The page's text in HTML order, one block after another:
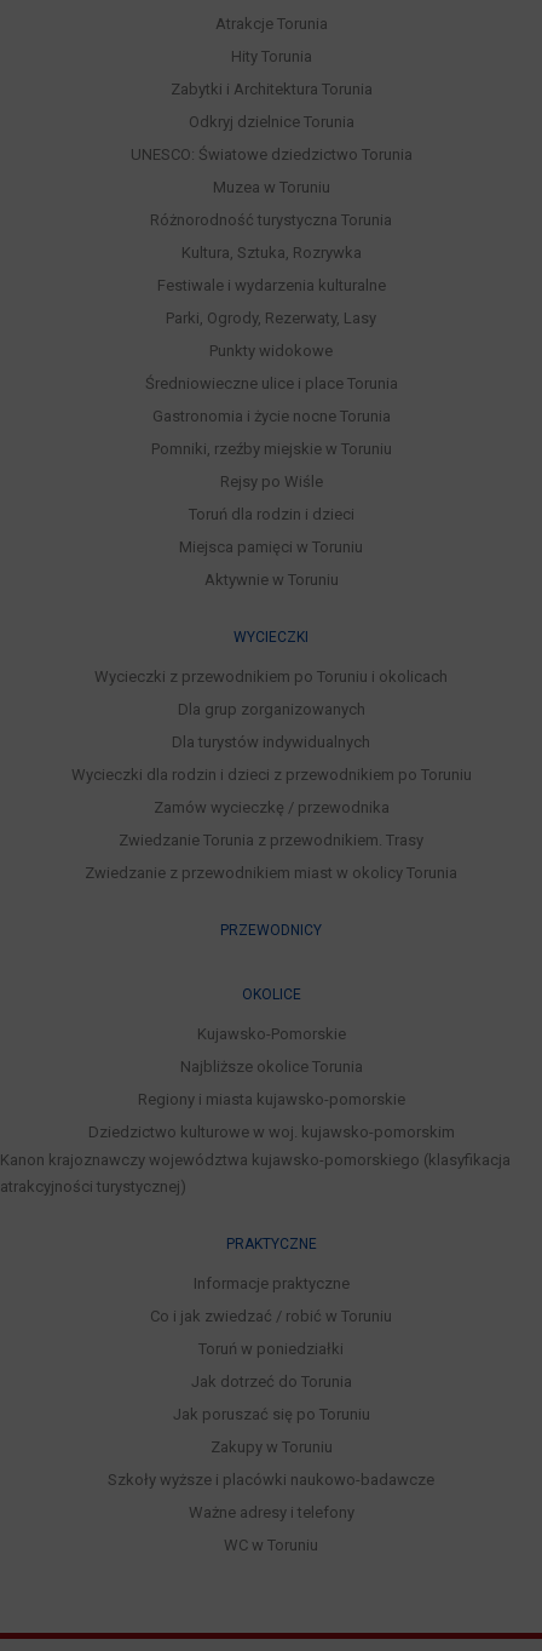
Atrakcje Torunia
Hity Torunia
Zabytki i Architektura Torunia
Odkryj dzielnice Torunia
UNESCO: Światowe dziedzictwo Torunia
Muzea w Toruniu
Różnorodność turystyczna Torunia
Kultura, Sztuka, Rozrywka
Festiwale i wydarzenia kulturalne
Parki, Ogrody, Rezerwaty, Lasy
Punkty widokowe
Średniowieczne ulice i place Torunia
Gastronomia i życie nocne Torunia
Pomniki, rzeźby miejskie w Toruniu
Rejsy po Wiśle
Toruń dla rodzin i dzieci
Miejsca pamięci w Toruniu
Aktywnie w Toruniu
WYCIECZKI
Wycieczki z przewodnikiem po Toruniu i okolicach
Dla grup zorganizowanych
Dla turystów indywidualnych
Wycieczki dla rodzin i dzieci z przewodnikiem po Toruniu
Zamów wycieczkę / przewodnika
Zwiedzanie Torunia z przewodnikiem. Trasy
Zwiedzanie z przewodnikiem miast w okolicy Torunia
PRZEWODNICY
OKOLICE
Kujawsko-Pomorskie
Najbliższe okolice Torunia
Regiony i miasta kujawsko-pomorskie
Dziedzictwo kulturowe w woj. kujawsko-pomorskim
Kanon krajoznawczy województwa kujawsko-pomorskiego (klasyfikacja
atrakcyjności turystycznej)
PRAKTYCZNE
Informacje praktyczne
Co i jak zwiedzać / robić w Toruniu
Toruń w poniedziałki
Jak dotrzeć do Torunia
Jak poruszać się po Toruniu
Zakupy w Toruniu
Szkoły wyższe i placówki naukowo-badawcze
Ważne adresy i telefony
WC w Toruniu